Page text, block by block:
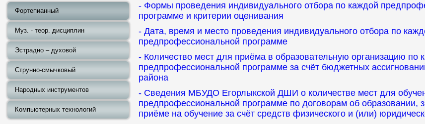
Фортепианный
Муз. - теор. дисциплин
Эстрадно – духовой
Струнно-смычковый
Народных инструментов
Компьютерных технологий
- Формы проведения индивидуального отбора по каждой
программе и критерии оценивания
- Дата, время и место проведения индивидуального отбора по
предпрофессиональной программе
- Количество мест для приёма в образовательную организацию по
предпрофессиональной программе за счёт бюджетных
района
- Сведения МБУДО Егорлыкской ДШИ о количестве мест для
предпрофессиональной программе по договорам об образовании,
приёме на обучение за счёт средств физического и (или)